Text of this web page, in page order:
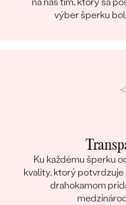
výber šperku
Ku každému šperku
kvality, ktorý potvrdzuje
drahokamom